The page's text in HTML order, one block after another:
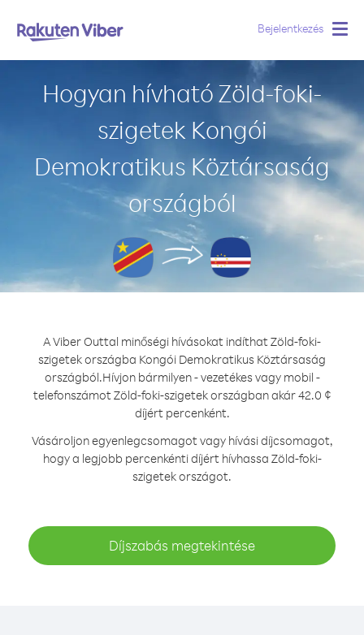
Bejelentkezés
Hogyan hívható Zöld-foki-
szigetek Kongói
Demokratikus Köztársaság
országból
A Viber Outtal minőségi hívásokat indíthat Zöld-foki-
szigetek országba Kongói Demokratikus Köztársaság
országból.Hívjon bármilyen - vezetékes vagy mobil -
telefonszámot Zöld-foki-szigetek országban akár 42.0 ¢
díjért percenként.
Vásároljon egyenlegcsomagot vagy hívási díjcsomagot,
hogy a legjobb percenkénti díjért hívhassa Zöld-foki-
szigetek országot.
Díjszabás megtekintése